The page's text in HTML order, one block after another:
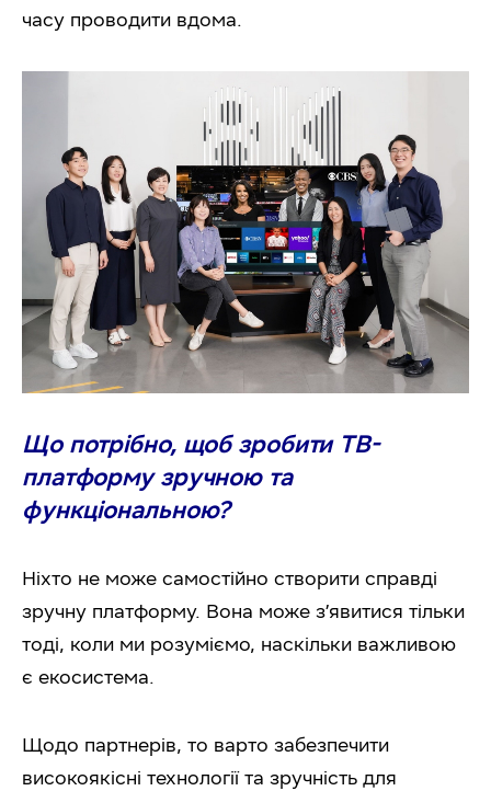
часу проводити вдома.
Що потрібно, щоб зробити ТВ-
платформу зручною та
функціональною?
Ніхто не може самостійно створити справді
зручну платформу. Вона може з’явитися тільки
тоді, коли ми розуміємо, наскільки важливою
є екосистема.
Щодо партнерів, то варто забезпечити
високоякісні технології та зручність для